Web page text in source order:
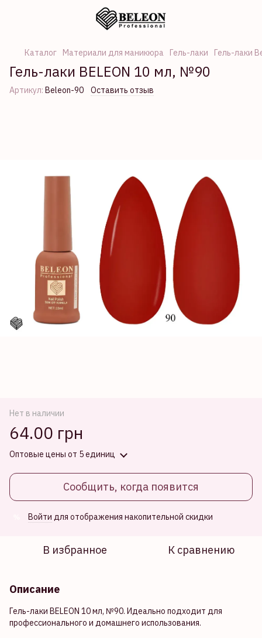
Каталог Материали для маникюра Гель-лаки Гель-лаки
Гель-лаки BELEON 10 мл, №90
Артикул: Beleon-90 Оставить отзыв
Нет в наличии
64.00 грн
Оптовые цены от 5 единиц
Сообщить, когда появится
Войти для отображения накопительной скидки
В избранное К сравнению
Описание
Гель-лаки BELEON 10 мл, №90. Идеально подходит для
профессионального и домашнего использования.